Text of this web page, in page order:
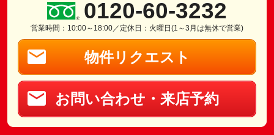
0120-60-3232
営業時間：10:00～18:00／定休日：火曜日(1～3月は無休で営業)
物件リクエスト
お問い合わせ・来店予約